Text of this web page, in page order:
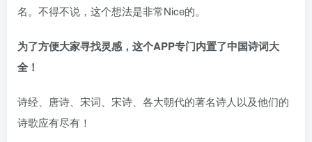
名。不得不说，这个想法是非常Nice的。
为了方便大家寻找灵感，这个APP专门内置了中国诗词大
全！
诗经、唐诗、宋词、宋诗、各大朝代的著名诗人以及他们的
诗歌应有尽有！